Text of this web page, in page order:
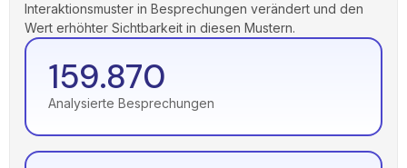
Interaktionsmuster in Besprechungen verändert und den
Wert erhöhter Sichtbarkeit in diesen Mustern.
159.870
Analysierte Besprechungen